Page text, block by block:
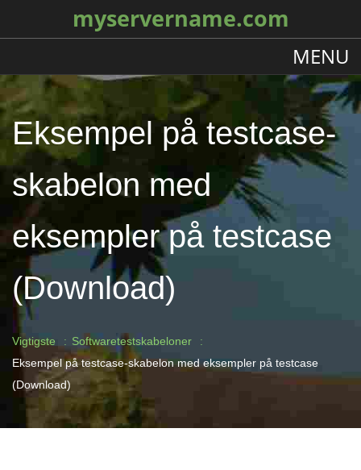
myservername.com
MENU
Eksempel på testcase-
skabelon med
eksempler på testcase
(Download)
Vigtigste
Softwaretestskabeloner
Eksempel på testcase-skabelon med eksempler på testcase
(Download)